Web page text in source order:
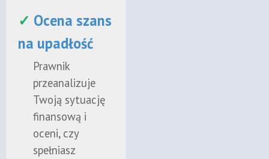
✓ Ocena szans
na upadłość
Prawnik
przeanalizuje
Twoją sytuację
finansową i
oceni, czy
spełniasz